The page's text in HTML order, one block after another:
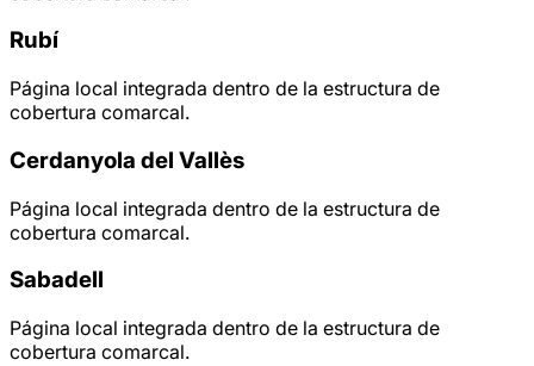
Rubí
Página local integrada dentro de la estructura de
cobertura comarcal.
Cerdanyola del Vallès
Página local integrada dentro de la estructura de
cobertura comarcal.
Sabadell
Página local integrada dentro de la estructura de
cobertura comarcal.